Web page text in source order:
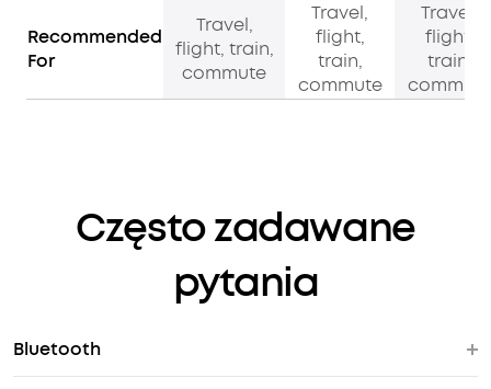
Recommended
For
Travel,
flight, train,
commute
Travel,
flight,
train,
commute
Travel,
flight,
train,
commute
Często zadawane
pytania
Bluetooth